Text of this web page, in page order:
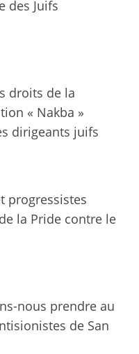
des Juifs
droits de la
« Nakba »
dirigeants juifs
progressistes
la Pride contre le
nous prendre au
de San